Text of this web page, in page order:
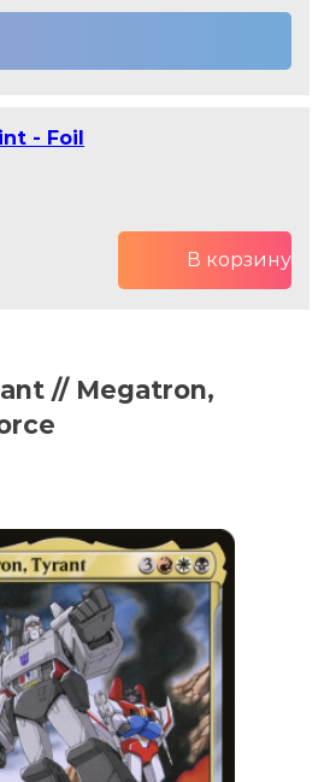
- Foil
В корзину
// Megatron,